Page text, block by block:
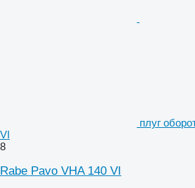
плуг
VI
8
Rabe Pavo VHA 140 VI